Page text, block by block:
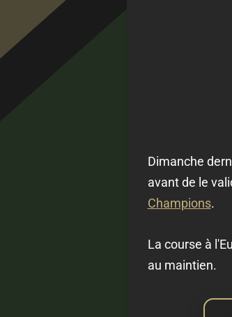
Dimanche
avant de le
Champions.
La course à
au maintien.